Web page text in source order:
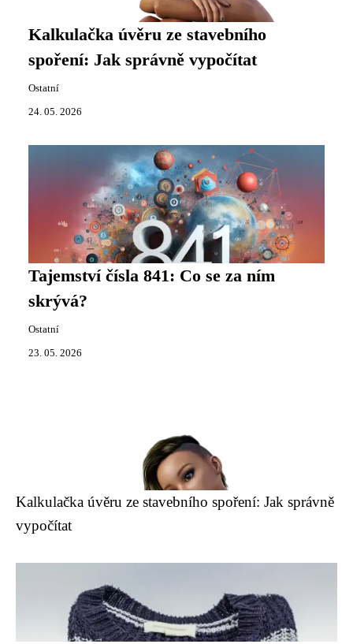
Kalkulačka úvěru ze stavebního
spoření: Jak správně vypočítat
Ostatní
24. 05. 2026
Tajemství čísla 841: Co se za ním
skrývá?
Ostatní
23. 05. 2026
Kalkulačka úvěru ze stavebního spoření: Jak správně
vypočítat